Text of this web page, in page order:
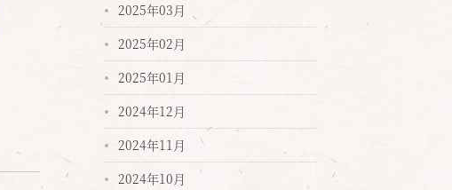
2025年03月
2025年02月
2025年01月
2024年12月
2024年11月
2024年10月